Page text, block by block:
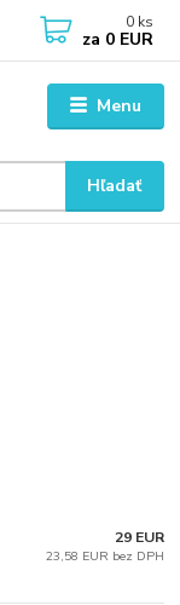
Menu
Hľadať
0 ks
za 0 EUR
29 EUR
23,58 EUR bez DPH